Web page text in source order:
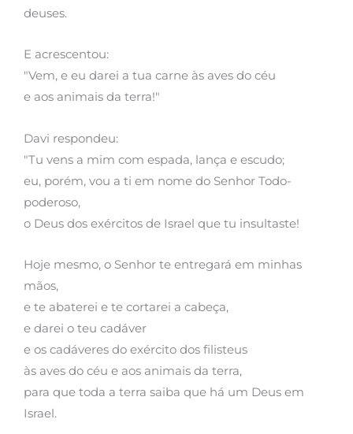
deuses.
E acrescentou:
"Vem, e eu darei a tua carne às aves do céu
e aos animais da terra!"
Davi respondeu:
"Tu vens a mim com espada, lança e escudo;
eu, porém, vou a ti em nome do Senhor Todo-
poderoso,
o Deus dos exércitos de Israel que tu insultaste!
Hoje mesmo, o Senhor te entregará em minhas
mãos,
e te abaterei e te cortarei a cabeça,
e darei o teu cadáver
e os cadáveres do exército dos filisteus
às aves do céu e aos animais da terra,
para que toda a terra saiba que há um Deus em
Israel.